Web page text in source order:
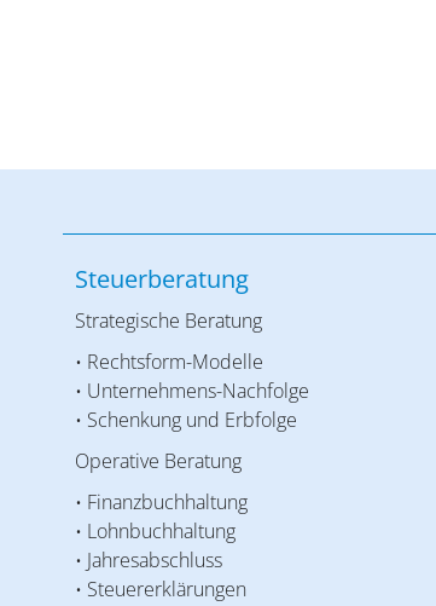
Steuerberatung
Strategische Beratung
• Rechtsform-Modelle
• Unternehmens-Nachfolge
• Schenkung und Erbfolge
Operative Beratung
• Finanzbuchhaltung
• Lohnbuchhaltung
• Jahresabschluss
• Steuererklärungen